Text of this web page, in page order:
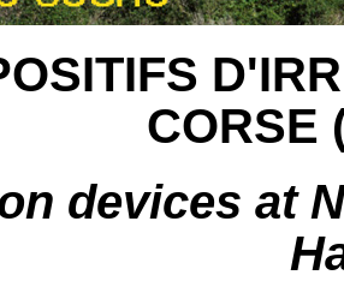
CORSE
devices at